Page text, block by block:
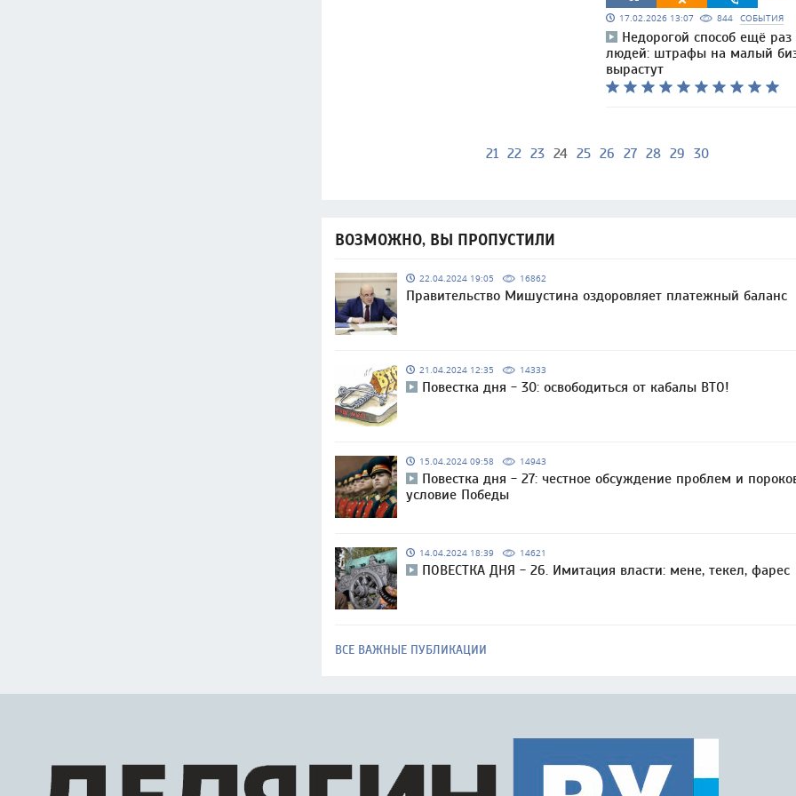
17.02.2026 13:07 844 СОБЫТИЯ
Недорогой способ ещё раз
людей: штрафы на малый
вырастут
21 22 23 24 25 26 27 28 29 30
ВОЗМОЖНО, ВЫ ПРОПУСТИЛИ
22.04.2024 19:05 16862
Правительство Мишустина оздоровляет платежный баланс
21.04.2024 12:35 14333
Повестка дня - 30: освободиться от кабалы ВТО!
15.04.2024 09:58 14943
Повестка дня - 27: честное обсуждение проблем и
условие Победы
14.04.2024 18:39 14621
ПОВЕСТКА ДНЯ - 26. Имитация власти: мене, текел, фарес
ВСЕ ВАЖНЫЕ ПУБЛИКАЦИИ